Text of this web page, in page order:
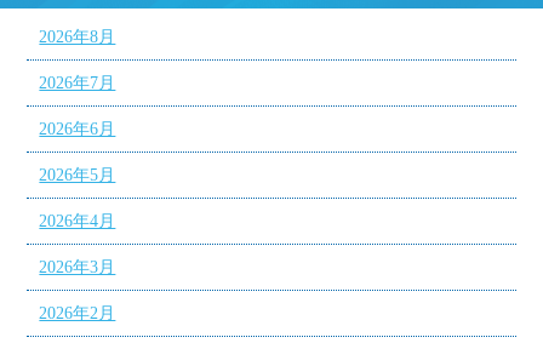
2026年8月
2026年7月
2026年6月
2026年5月
2026年4月
2026年3月
2026年2月